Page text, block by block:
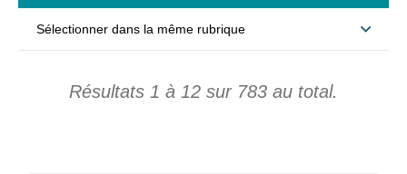
Sélectionner dans la même rubrique
Résultats 1 à 12 sur 783 au total.